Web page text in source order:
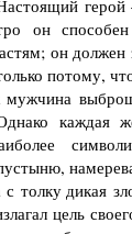
он способен
он
потому,
каждая
толку дикая
цель